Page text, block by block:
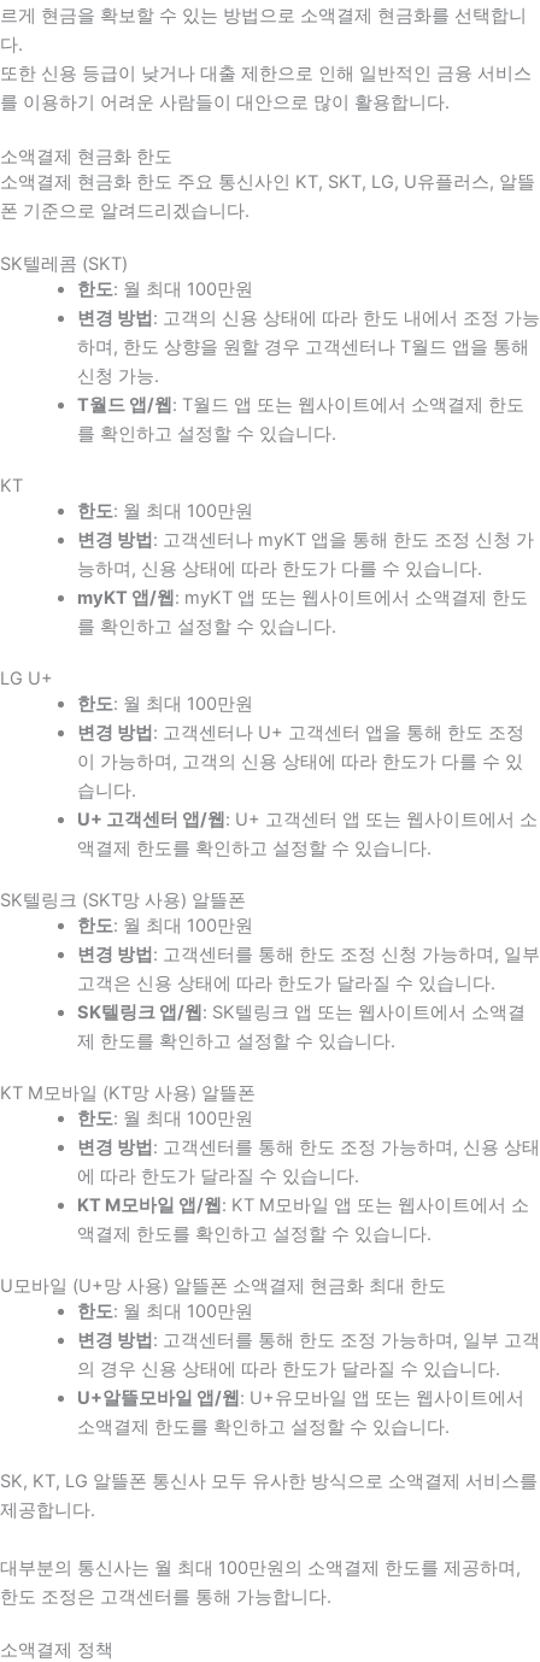
르게 현금을 확보할 수 있는 방법으로 소액결제 현금화를 선택합니
다.
또한 신용 등급이 낮거나 대출 제한으로 인해 일반적인 금융 서비스
를 이용하기 어려운 사람들이 대안으로 많이 활용합니다.
소액결제 현금화 한도
소액결제 현금화 한도 주요 통신사인 KT, SKT, LG, U유플러스, 알뜰
폰 기준으로 알려드리겠습니다.
SK텔레콤 (SKT)
한도: 월 최대 100만원
변경 방법 : 고객의 신용 상태에 따라 한도 내에서 조정 가능
하며, 한도 상향을 원할 경우 고객센터나 T월드 앱을 통해
신청 가능.
T월드 앱/웹 : T월드 앱 또는 웹사이트에서 소액결제 한도
를 확인하고 설정할 수 있습니다.
KT
한도: 월 최대 100만원
변경 방법 : 고객센터나 myKT 앱을 통해 한도 조정 신청 가
능하며, 신용 상태에 따라 한도가 다를 수 있습니다.
myKT 앱/웹 : myKT 앱 또는 웹사이트에서 소액결제 한도
를 확인하고 설정할 수 있습니다.
LG U+
한도: 월 최대 100만원
변경 방법 : 고객센터나 U+ 고객센터 앱을 통해 한도 조정
이 가능하며, 고객의 신용 상태에 따라 한도가 다를 수 있
습니다.
U+ 고객센터 앱/웹 : U+ 고객센터 앱 또는 웹사이트에서 소
액결제 한도를 확인하고 설정할 수 있습니다.
SK텔링크 (SKT망 사용) 알뜰폰
한도: 월 최대 100만원
변경 방법 : 고객센터를 통해 한도 조정 신청 가능하며, 일부
고객은 신용 상태에 따라 한도가 달라질 수 있습니다.
SK텔링크 앱/웹 : SK텔링크 앱 또는 웹사이트에서 소액결
제 한도를 확인하고 설정할 수 있습니다.
KT M모바일 (KT망 사용) 알뜰폰
한도: 월 최대 100만원
변경 방법 : 고객센터를 통해 한도 조정 가능하며, 신용 상태
에 따라 한도가 달라질 수 있습니다.
KT M모바일 앱/웹 : KT M모바일 앱 또는 웹사이트에서 소
액결제 한도를 확인하고 설정할 수 있습니다.
U모바일 (U+망 사용) 알뜰폰 소액결제 현금화 최대 한도
한도: 월 최대 100만원
변경 방법 : 고객센터를 통해 한도 조정 가능하며, 일부 고객
의 경우 신용 상태에 따라 한도가 달라질 수 있습니다.
U+알뜰모바일 앱/웹 : U+유모바일 앱 또는 웹사이트에서
소액결제 한도를 확인하고 설정할 수 있습니다.
SK, KT, LG 알뜰폰 통신사 모두 유사한 방식으로 소액결제 서비스를
제공합니다.
대부분의 통신사는 월 최대 100만원의 소액결제 한도를 제공하며,
한도 조정은 고객센터를 통해 가능합니다.
소액결제 정책